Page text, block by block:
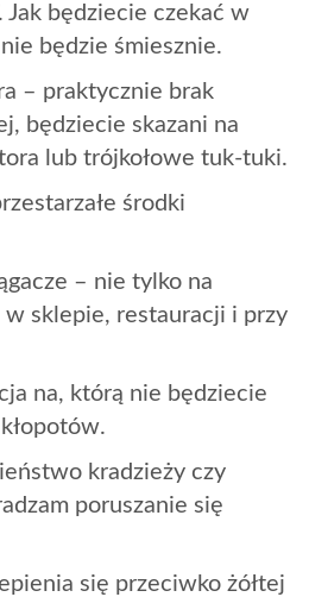
Jak będziecie czekać w
będzie śmiesznie.
– praktycznie brak
będziecie skazani na
lub trójkołowe tuk-tuki.
środki
– nie tylko na
sklepie, restauracji i przy
na, którą nie będziecie
kradzieży czy
poruszanie się
się przeciwko żółtej